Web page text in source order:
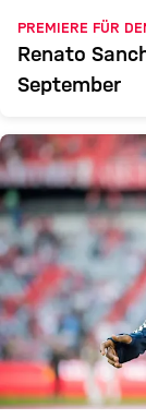
PREMIERE FÜR
Renato
September